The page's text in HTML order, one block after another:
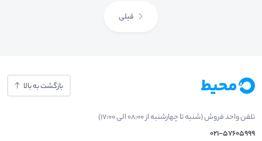
قبلی
بازگشت به بالا
تلفن واحد فروش (شنبه تا چهارشنبه از 08:00 الی 17:00)
021-57605999